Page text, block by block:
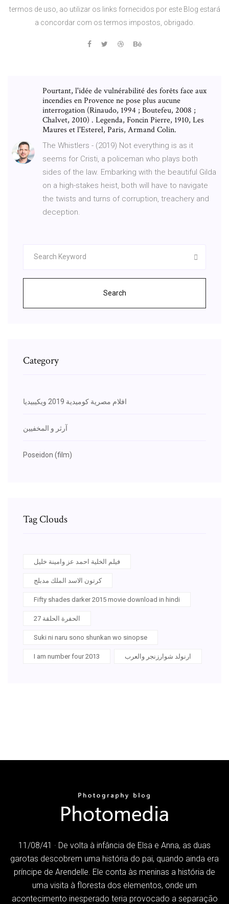
termos de uso, ao utilizar os links fornecidos por este Blog estará
a concordar com os termos impostos, obrigado.
Pourtant, l'idée de vulnérabilité des forêts face aux
incendies en Provence ne pose plus aucune
interrogation (Rinaudo, 1994 ; Boutefeu, 2008 ;
Chalvet, 2010) . Legenda, Foncin Pierre, 1910, Les
Maures et l'Esterel, Paris, Armand Colin.
The Whistlers - (2019) Not everything is as it
seems for Cristi, a policeman who plays both
sides of the law. Embarking with the beautiful Gilda
on a high-stakes heist, both will have to navigate
the twists and turns of corruption, treachery and
deception.
Search
Category
افلام مصرية كوميدية 2019 ويكيبيديا
آرثر و المخفيين
Poseidon (film)
Tag Clouds
فيلم الخلية احمد عز وامينة خليل
كرتون الاسد الملك مدبلج
Fifty shades darker 2015 movie download in hindi
الحفرة الحلقة 27
Suki ni naru sono shunkan wo sinopse
I am number four 2013 ارنولد شوارزنجر والعرب
11/08/41 · De volta à infância de Elsa e Anna, as duas
garotas descobrem uma história do pai, quando ainda era
príncipe de Arendelle. Ele conta às meninas a história de
uma visita à floresta dos elementos, onde um
acontecimento inesperado teria provocado a separação